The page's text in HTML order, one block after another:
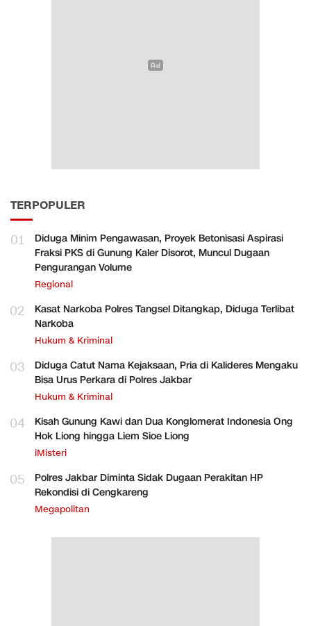
TERPOPULER
01
Diduga Minim Pengawasan, Proyek Betonisasi Aspirasi
Fraksi PKS di Gunung Kaler Disorot, Muncul Dugaan
Pengurangan Volume
Regional
02
Kasat Narkoba Polres Tangsel Ditangkap, Diduga Terlibat
Narkoba
Hukum & Kriminal
03
Diduga Catut Nama Kejaksaan, Pria di Kalideres Mengaku
Bisa Urus Perkara di Polres Jakbar
Hukum & Kriminal
04
Kisah Gunung Kawi dan Dua Konglomerat Indonesia Ong
Hok Liong hingga Liem Sioe Liong
iMisteri
05
Polres Jakbar Diminta Sidak Dugaan Perakitan HP
Rekondisi di Cengkareng
Megapolitan